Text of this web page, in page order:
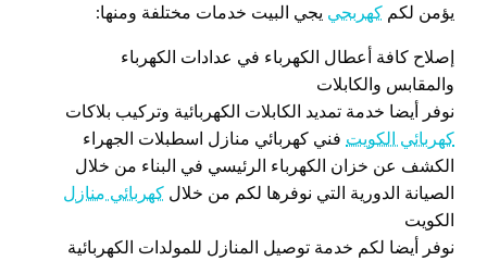
يؤمن لكم كهربجي يجي البيت خدمات مختلفة ومنها:
إصلاح كافة أعطال الكهرباء في عدادات الكهرباء
والمقابس والكابلات
نوفر أيضا خدمة تمديد الكابلات الكهربائية وتركيب بلاكات
كهربائي الكويت فني كهربائي منازل اسطبلات الجهراء
الكشف عن خزان الكهرباء الرئيسي في البناء من خلال
الصيانة الدورية التي نوفرها لكم من خلال كهربائي منازل
الكويت
نوفر أيضا لكم خدمة توصيل المنازل للمولدات الكهربائية